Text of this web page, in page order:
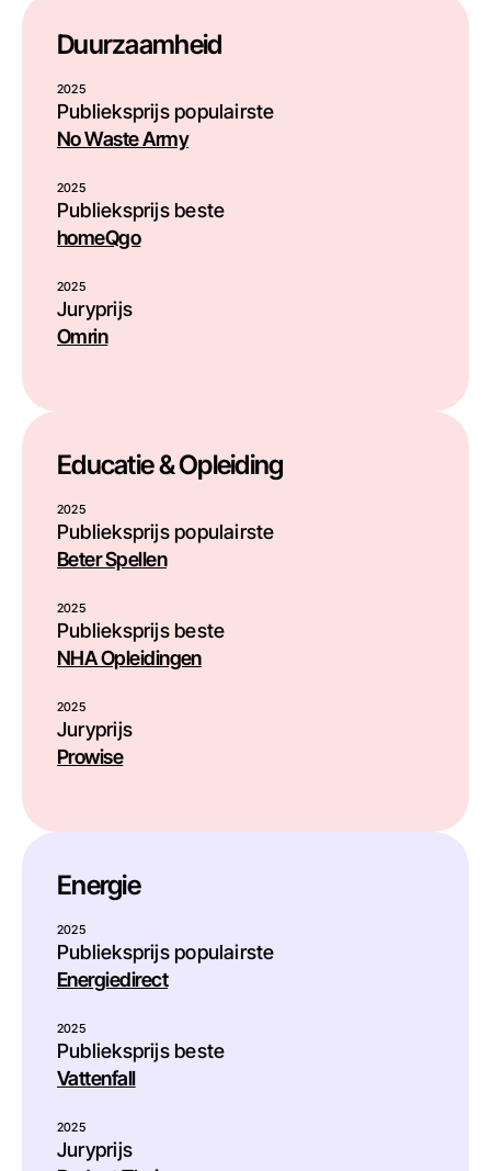
Duurzaamheid
2025
Publieksprijs populairste
No Waste Army
2025
Publieksprijs beste
homeQgo
2025
Juryprijs
Omrin
Educatie & Opleiding
2025
Publieksprijs populairste
Beter Spellen
2025
Publieksprijs beste
NHA Opleidingen
2025
Juryprijs
Prowise
Energie
2025
Publieksprijs populairste
Energiedirect
2025
Publieksprijs beste
Vattenfall
2025
Juryprijs